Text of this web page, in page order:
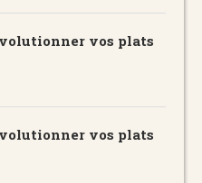
vos plats
vos plats